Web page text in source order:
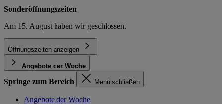
Sonderöffnungszeiten
Am 15. August haben wir geschlossen.
Öffnungszeiten anzeigen
Angebote der Woche
Springe zum Bereich Menü schließen
Angebote der Woche